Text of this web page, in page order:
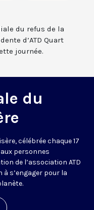
du refus de la
d’ATD Quart
journée.
du
célébrée chaque 17
personnes
de l’association ATD
s’engager pour la